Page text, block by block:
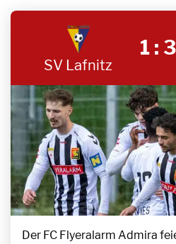
SV Lafnitz
1 : 3
Der FC Flyeralarm Admira